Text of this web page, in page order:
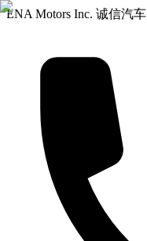
ENA Motors Inc. 诚信汽车